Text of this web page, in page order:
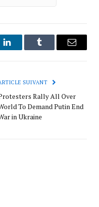
LinkedInTumblr
SUIVANT
Rally All Over
To Demand Putin End
in Ukraine